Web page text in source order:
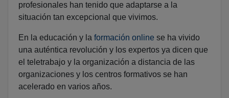
profesionales han tenido que adaptarse a la
situación tan excepcional que vivimos.
En la educación y la formación online se ha vivido
una auténtica revolución y los expertos ya dicen que
el teletrabajo y la organización a distancia de las
organizaciones y los centros formativos se han
acelerado en varios años.